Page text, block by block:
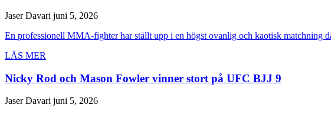
Jaser Davari juni 5, 2026
En professionell MMA-fighter har ställt upp i en högst ovanlig och kaotisk matchning
LÄS MER
Nicky Rod och Mason Fowler vinner stort på UFC BJJ 9
Jaser Davari juni 5, 2026